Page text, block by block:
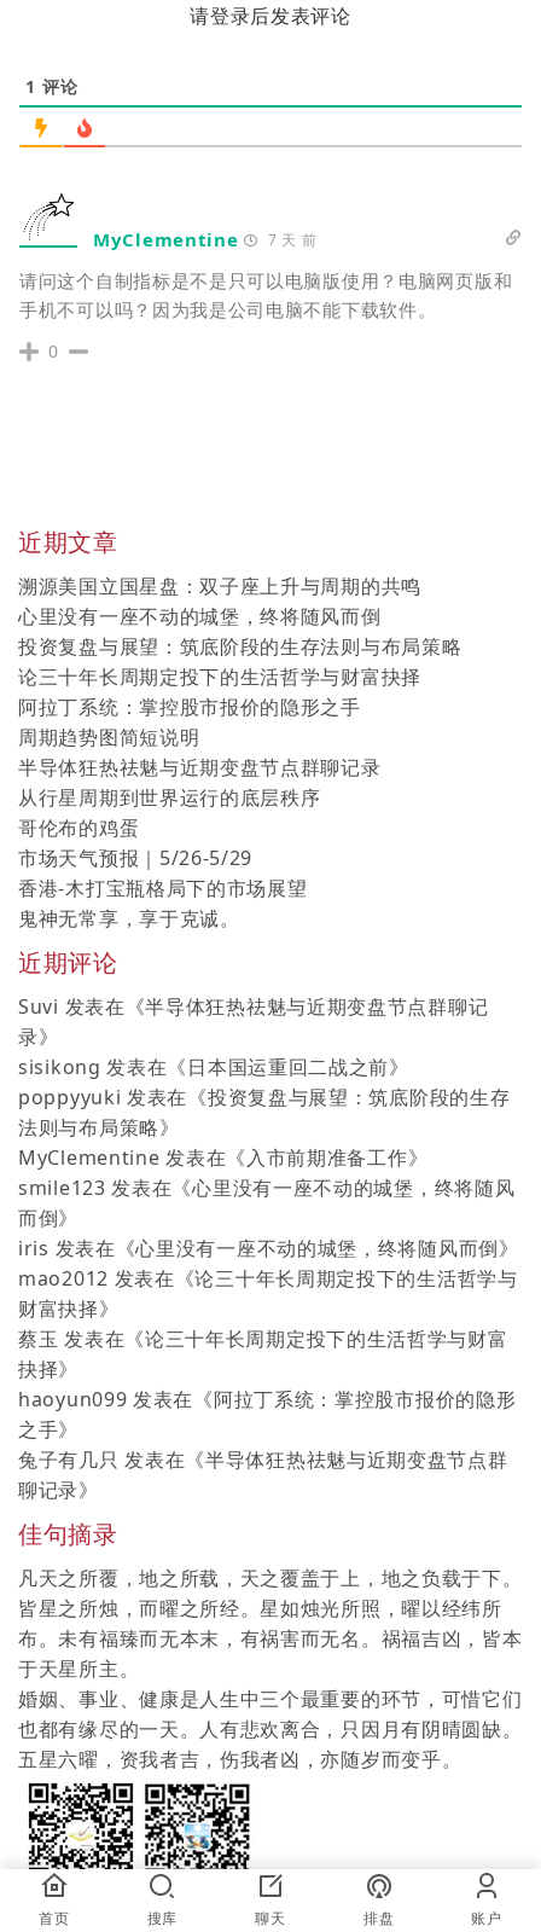
请登录后发表评论
1 评论
MyClementine 7 天 前
请问这个自制指标是不是只可以电脑版使用？电脑网页版和
手机不可以吗？因为我是公司电脑不能下载软件。
0
近期文章
溯源美国立国星盘：双子座上升与周期的共鸣
心里没有一座不动的城堡，终将随风而倒
投资复盘与展望：筑底阶段的生存法则与布局策略
论三十年长周期定投下的生活哲学与财富抉择
阿拉丁系统：掌控股市报价的隐形之手
周期趋势图简短说明
半导体狂热祛魅与近期变盘节点群聊记录
从行星周期到世界运行的底层秩序
哥伦布的鸡蛋
市场天气预报｜5/26-5/29
香港-木打宝瓶格局下的市场展望
鬼神无常享，享于克诚。
近期评论
Suvi 发表在《半导体狂热祛魅与近期变盘节点群聊记
录》
sisikong 发表在《日本国运重回二战之前》
poppyyuki 发表在《投资复盘与展望：筑底阶段的生存
法则与布局策略》
MyClementine 发表在《入市前期准备工作》
smile123 发表在《心里没有一座不动的城堡，终将随风
而倒》
iris 发表在《心里没有一座不动的城堡，终将随风而倒》
mao2012 发表在《论三十年长周期定投下的生活哲学与
财富抉择》
蔡玉 发表在《论三十年长周期定投下的生活哲学与财富
抉择》
haoyun099 发表在《阿拉丁系统：掌控股市报价的隐形
之手》
兔子有几只 发表在《半导体狂热祛魅与近期变盘节点群
聊记录》
佳句摘录
凡天之所覆，地之所载，天之覆盖于上，地之负载于下。
皆星之所烛，而曜之所经。星如烛光所照，曜以经纬所
布。未有福臻而无本末，有祸害而无名。祸福吉凶，皆本
于天星所主。
婚姻、事业、健康是人生中三个最重要的环节，可惜它们
也都有缘尽的一天。人有悲欢离合，只因月有阴晴圆缺。
五星六曜，资我者吉，伤我者凶，亦随岁而变乎。
首页 搜库 聊天 排盘 账户